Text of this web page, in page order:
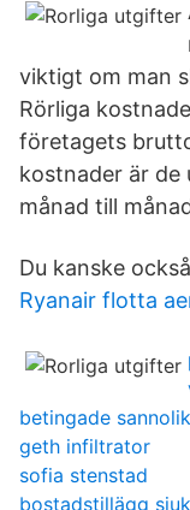
viktigt om man
Rörliga
företagets
kostnader är de
månad till
Du kanske
Ryanair flotta
betingade
geth infiltrator
sofia stenstad
bostadstillägg